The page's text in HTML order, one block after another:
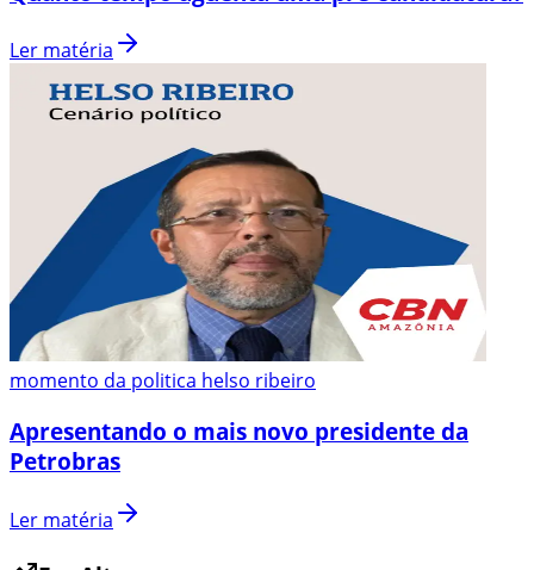
Ler matéria
momento da politica helso ribeiro
Apresentando o mais novo presidente da
Petrobras
Ler matéria